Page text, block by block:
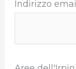
Indirizzo